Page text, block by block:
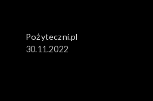
Pożyteczni.pl
30.11.2022